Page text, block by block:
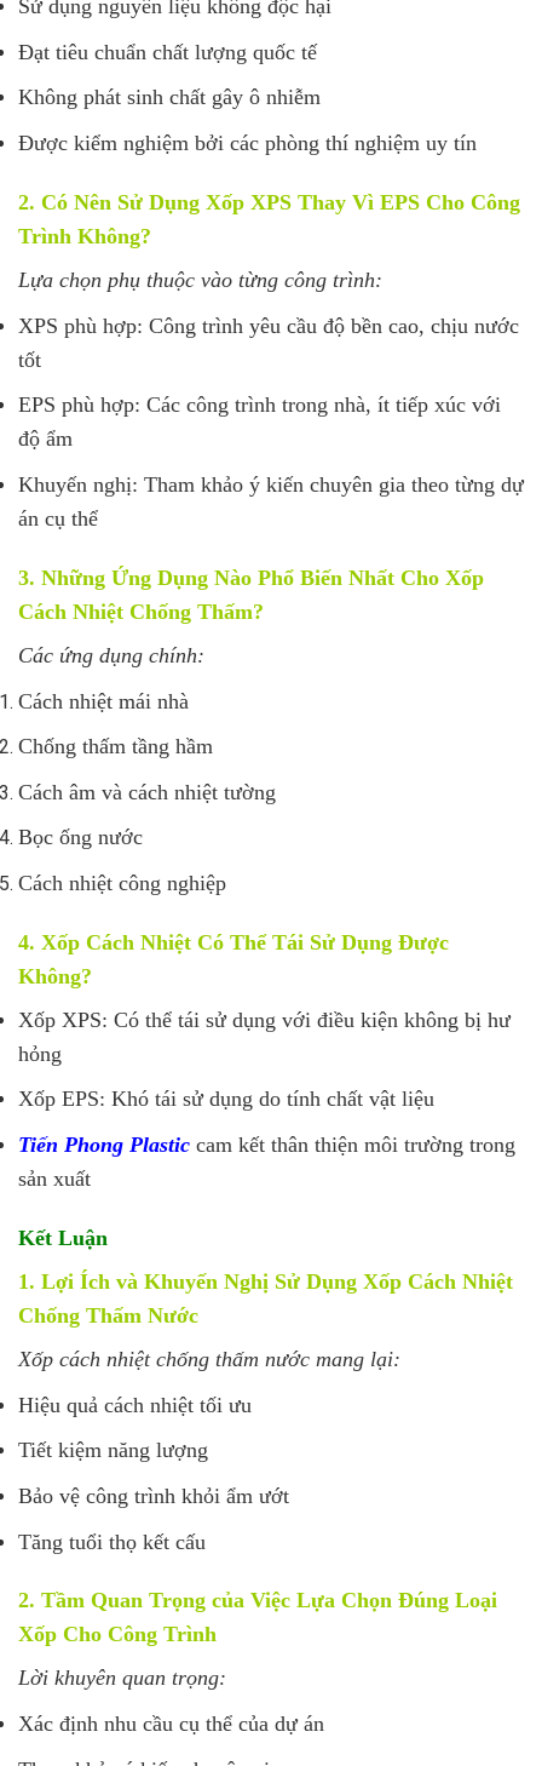
Sử dụng nguyên liệu không độc hại
Đạt tiêu chuẩn chất lượng quốc tế
Không phát sinh chất gây ô nhiễm
Được kiểm nghiệm bởi các phòng thí nghiệm uy tín
2. Có Nên Sử Dụng Xốp XPS Thay Vì EPS Cho Công
Trình Không?
Lựa chọn phụ thuộc vào từng công trình:
XPS phù hợp: Công trình yêu cầu độ bền cao, chịu nước
tốt
EPS phù hợp: Các công trình trong nhà, ít tiếp xúc với
độ ẩm
Khuyến nghị: Tham khảo ý kiến chuyên gia theo từng dự
án cụ thể
3. Những Ứng Dụng Nào Phổ Biến Nhất Cho Xốp
Cách Nhiệt Chống Thấm?
Các ứng dụng chính:
Cách nhiệt mái nhà
Chống thấm tầng hầm
Cách âm và cách nhiệt tường
Bọc ống nước
Cách nhiệt công nghiệp
4. Xốp Cách Nhiệt Có Thể Tái Sử Dụng Được
Không?
Xốp XPS: Có thể tái sử dụng với điều kiện không bị hư
hỏng
Xốp EPS: Khó tái sử dụng do tính chất vật liệu
Tiến Phong Plastic cam kết thân thiện môi trường trong
sản xuất
Kết Luận
1. Lợi Ích và Khuyến Nghị Sử Dụng Xốp Cách Nhiệt
Chống Thấm Nước
Xốp cách nhiệt chống thấm nước mang lại:
Hiệu quả cách nhiệt tối ưu
Tiết kiệm năng lượng
Bảo vệ công trình khỏi ẩm ướt
Tăng tuổi thọ kết cấu
2. Tầm Quan Trọng của Việc Lựa Chọn Đúng Loại
Xốp Cho Công Trình
Lời khuyên quan trọng:
Xác định nhu cầu cụ thể của dự án